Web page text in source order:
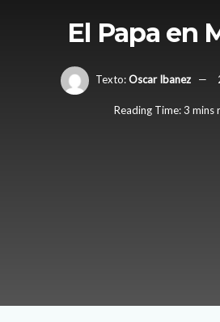
El Papa en
Texto: Oscar Ibanez
Reading Time: 3 mins